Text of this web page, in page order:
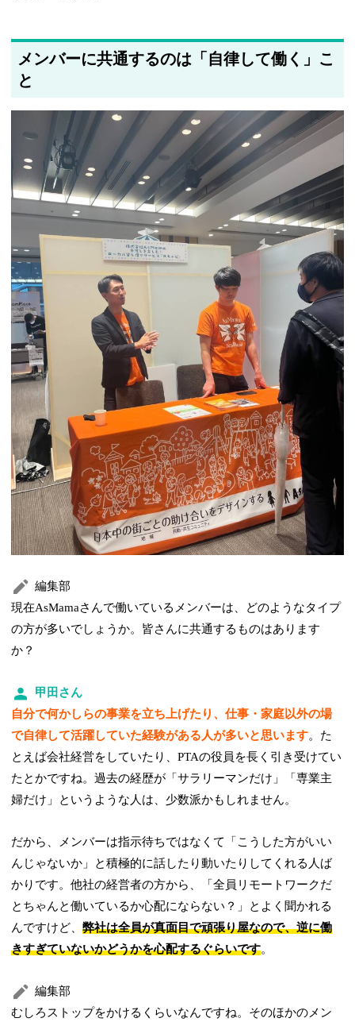
メンバーに共通するのは「自律して働く」こ
と
編集部
現在AsMamaさんで働いているメンバーは、どのようなタイプ
の方が多いでしょうか。皆さんに共通するものはあります
か？
甲田さん
自分で何かしらの事業を立ち上げたり、仕事・家庭以外の場
で自律して活躍していた経験がある人が多いと思います。た
とえば会社経営をしていたり、PTAの役員を長く引き受けてい
たとかですね。過去の経歴が「サラリーマンだけ」「専業主
婦だけ」というような人は、少数派かもしれません。
だから、メンバーは指示待ちではなくて「こうした方がいい
んじゃないか」と積極的に話したり動いたりしてくれる人ば
かりです。他社の経営者の方から、「全員リモートワークだ
とちゃんと働いているか心配にならない？」とよく聞かれる
んですけど、弊社は全員が真面目で頑張り屋なので、逆に働
きすぎていないかどうかを心配するぐらいです。
編集部
むしろストップをかけるくらいなんですね。そのほかのメン